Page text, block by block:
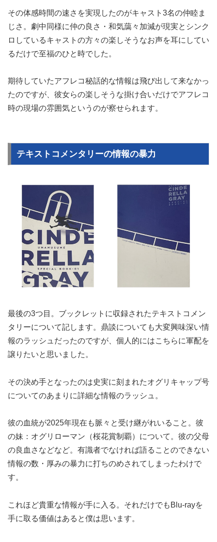
その体感時間の速さを実現したのがキャスト3名の仲睦ま
じさ。劇中同様に仲の良さ・和気藹々加減が現実とシンク
ロしているキャストの方々の楽しそうなお声を耳にしてい
るだけで至福のひと時でした。
期待していたアフレコ秘話的な情報は飛び出して来なかっ
たのですが、彼女らの楽しそうな掛け合いだけでアフレコ
時の現場の雰囲気というのが察せられます。
テキストコメンタリーの情報の暴力
最後の3つ目。ブックレットに収録されたテキストコメン
タリーについて記します。鼎談についても大変興味深い情
報のラッシュだったのですが、個人的にはこちらに軍配を
譲りたいと思いました。
その決め手となったのは史実に刻まれたオグリキャップ号
についてのあまりに詳細な情報のラッシュ。
彼の血統が2025年現在も脈々と受け継がれいること。彼
の妹：オグリローマン（桜花賞制覇）について。彼の父母
の良血さなどなど。有識者でなければ語ることのできない
情報の数・厚みの暴力に打ちのめされてしまったわけで
す。
これほど貴重な情報が手に入る。それだけでもBlu-rayを
手に取る価値はあると僕は思います。